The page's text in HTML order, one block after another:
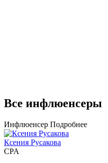
Все инфлюенсеры
Инфлюенсер Подробнее
Ксения Русакова
CPA